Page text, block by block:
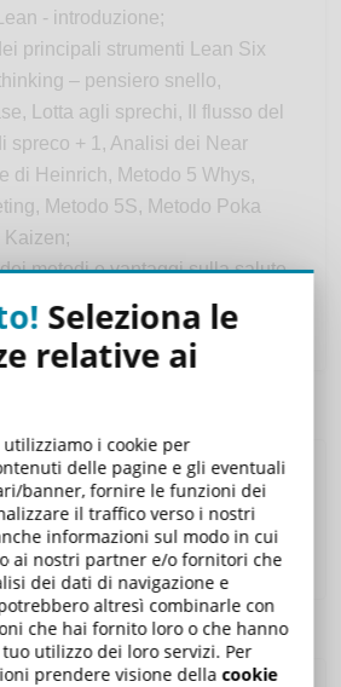
- introduzione;
principali strumenti Lean Six
– pensiero snello,
Lotta agli sprechi, Il flusso del
spreco + 1, Analisi dei Near
di Heinrich, Metodo 5 Whys,
Metodo 5S, Metodo Poka
Kaizen;
metodi e vantaggi sulla salute
Seleziona le
relative ai
i cookie per
delle pagine e gli eventuali
banner, fornire le funzioni dei
il traffico verso i nostri
informazioni sul modo in cui
ai nostri partner e/o fornitori che
dei dati di navigazione e
altresì combinarle con
che hai fornito loro o che hanno
utilizzo dei loro servizi. Per
prendere visione dellacookie